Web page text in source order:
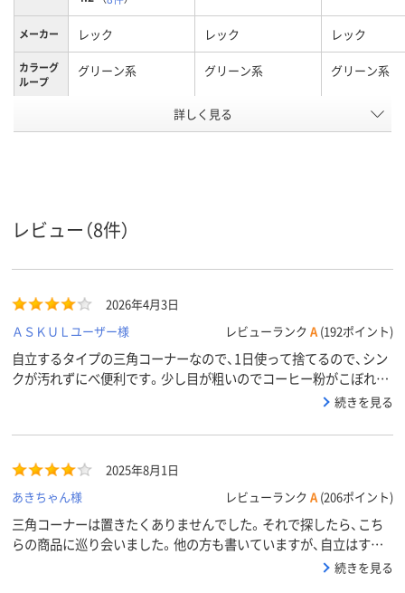
メーカー レック レック レック
カラーグ
ループ
グリーン系 グリーン系 グリーン系
25
詳しく見る
レビュー（8件）
2026年4月3日
ＡＳＫＵＬユーザー様
レビューランク A (192ポイント)
自立するタイプの三角コーナーなので、1日使って捨てるので、シン
クが汚れずにべ便利です。少し目が粗いのでコーヒー粉がこぼれる
続きを見る
2025年8月1日
あきちゃん様
レビューランク A (206ポイント)
三角コーナーは置きたくありませんでした。それで探したら、こち
らの商品に巡り会いました。他の方も書いていますが、自立はする
ものの、洗い物の水をかぶるとぺにゃとなります。入れる時も、大物
続きを見る